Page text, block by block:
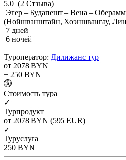
5.0 (2 Отзыва)
Эгер – Будапешт – Вена –
(Нойшванштайн, Хоэншвангау,
7 дней
6 ночей
Туроператор: Дилижанс тур
от 2078 BYN
+ 250 BYN
Cтоимость тура
✓
Турпродукт
от 2078 BYN (595 EUR)
✓
Туруслуга
250 BYN